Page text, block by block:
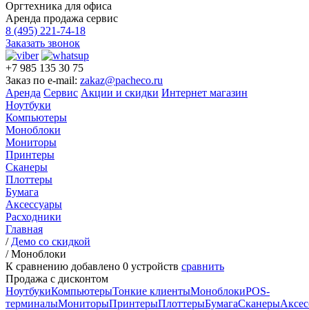
Оргтехника для офиса
Аренда продажа сервис
8 (495) 221-74-18
Заказать звонок
+7 985 135 30 75
Заказ по e-mail: zakaz@pacheco.ru
Аренда Сервис Акции и скидки Интернет магазин
Ноутбуки
Компьютеры
Моноблоки
Мониторы
Принтеры
Сканеры
Плоттеры
Бумага
Аксессуары
Расходники
Главная
/ Демо со скидкой
/Моноблоки
К сравнению добавлено 0 устройств сравнить
Продажа с дисконтом
НоутбукиКомпьютерыТонкие клиентыМоноблокиPOS-
терминалыМониторыПринтерыПлоттерыБумагаСканеры